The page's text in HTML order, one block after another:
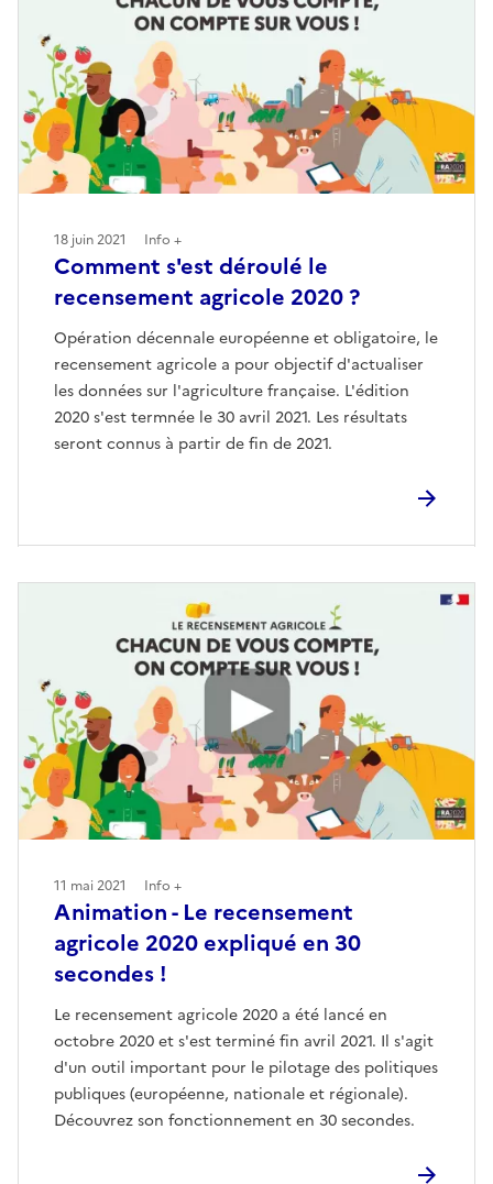
Comment s'est déroulé le
recensement agricole 2020 ?
Opération décennale européenne et obligatoire, le
recensement agricole a pour objectif d'actualiser
les données sur l'agriculture française. L'édition
2020 s'est termnée le 30 avril 2021. Les résultats
seront connus à partir de fin de 2021.
18 juin 2021 Info +
Animation - Le recensement
agricole 2020 expliqué en 30
secondes !
Le recensement agricole 2020 a été lancé en
octobre 2020 et s'est terminé fin avril 2021. Il s'agit
d'un outil important pour le pilotage des politiques
publiques (européenne, nationale et régionale).
Découvrez son fonctionnement en 30 secondes.
11 mai 2021 Info +